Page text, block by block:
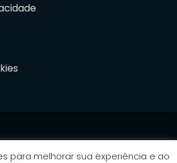
para melhorar sua experiência e ao